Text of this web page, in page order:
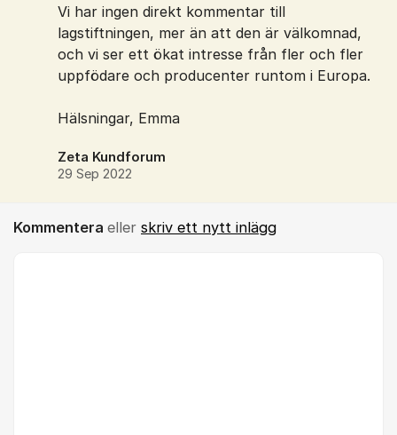
Vi har ingen direkt kommentar till
lagstiftningen, mer än att den är välkomnad,
och vi ser ett ökat intresse från fler och fler
uppfödare och producenter runtom i Europa.
Hälsningar, Emma
Zeta Kundforum
29 Sep 2022
Kommentera eller skriv ett nytt inlägg